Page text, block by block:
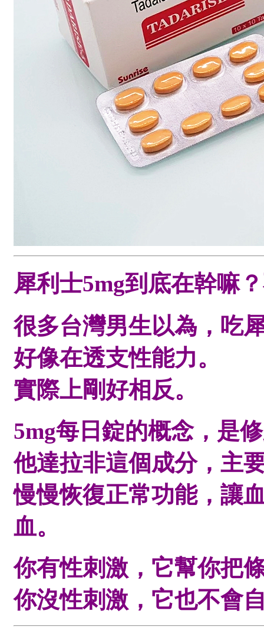
犀利士5mg到底在幹嘛
很多台灣男生以為，吃
好像在透支性能力。
實際上剛好相反。
5mg每日錠的概念，是
他達拉非這個成分，主
慢慢恢復正常功能，讓
血。
你有性刺激，它幫你把
你沒性刺激，它也不會